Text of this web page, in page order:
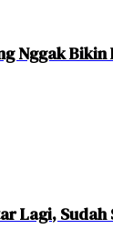
Nggak Bikin
Lagi, Sudah